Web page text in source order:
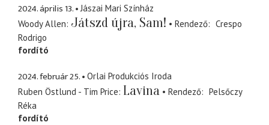
2024. április 13.
Jászai Mari Színház
Woody Allen Játszd újra, Sam! Rendező
Crespo
Rodrigo
fordító
2024. február 25.
Orlai Produkciós Iroda
Ruben Östlund - Tim Price Lavina Rendező
Pelsőczy
Réka
fordító